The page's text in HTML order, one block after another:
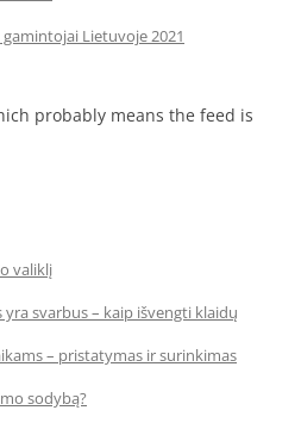
Lietuvoje 2021
probably means the feed is
valiklį
svarbus – kaip išvengti klaidų
– pristatymas ir surinkimas
sodybą?